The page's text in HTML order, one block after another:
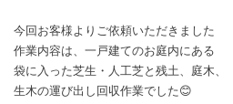
今回お客様よりご依頼いただきました
作業内容は、一戸建てのお庭内にある
袋に入った芝生・人工芝と残土、庭木、
生木の運び出し回収作業でした😊